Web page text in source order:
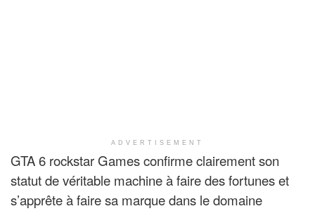
ADVERTISEMENT
GTA 6 rockstar Games confirme clairement son
statut de véritable machine à faire des fortunes et
s’apprête à faire sa marque dans le domaine